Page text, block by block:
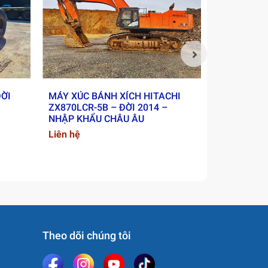
thiết
dễ
MÁY XÚC BÁNH XÍCH HITACHI
ZX870LCR-5B – ĐỜI 2014 –
NHẬP KHẨU CHÂU ÂU
Liên hệ
Theo dõi chúng tôi